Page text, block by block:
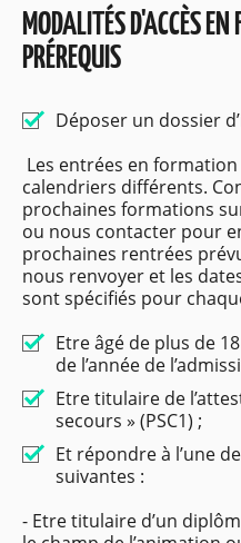
MODALITÉS D'ACCÈS EN
PRÉREQUIS
Déposer un dossier
Les entrées en
calendriers différents.
prochaines formations
ou nous contacter pour
prochaines rentrées
nous renvoyer et les
sont spécifiés pour
Etre âgé de plus de
de l’année de
Etre titulaire de
secours » (PSC1) ;
Et répondre à l’une
suivantes :
- Etre titulaire d’un